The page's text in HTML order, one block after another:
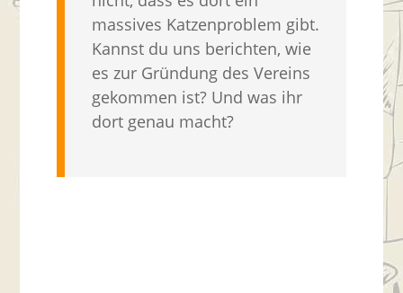
massives Katzenproblem gibt.
Kannst du uns berichten, wie
es zur Gründung des Vereins
gekommen ist? Und was ihr
dort genau macht?